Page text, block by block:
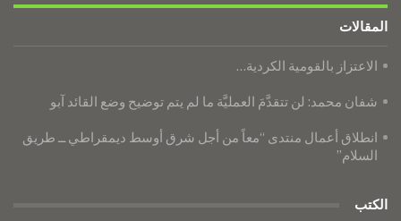
المقالات
الاعتزاز بالقومية الكردية…
شفان محمد: لن تتقدَّمَ العمليَّة ما لم يتم توضيح وضع القائد آبو
انطلاق أعمال منتدى “معاً من أجل شرق أوسط ديمقراطي ــ طريق
السلام”
الكتب